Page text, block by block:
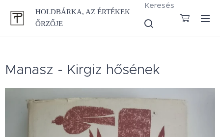
HOLDBÁRKA, AZ ÉRTÉKEK
ŐRZŐJE
Keresés
Manasz - Kirgiz hősének